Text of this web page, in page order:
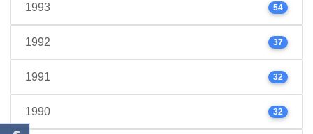
1993 54
1992 37
1991 32
1990 32